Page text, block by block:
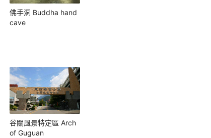
佛手洞 Buddha hand
cave
谷關風景特定區 Arch
of Guguan